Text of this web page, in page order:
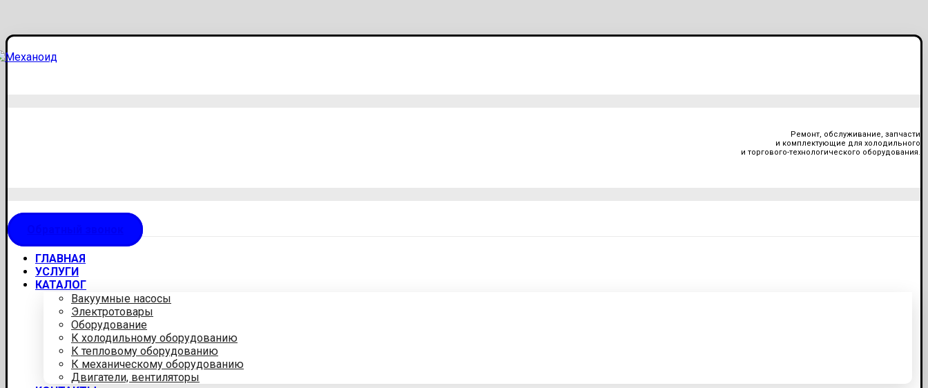
Ремонт, обслуживание, запчасти
и комплектующие для холодильного
и торгового-технологического оборудования.
ГЛАВНАЯ
УСЛУГИ
КАТАЛОГ
Вакуумные насосы
Электротовары
Оборудование
К холодильному оборудованию
К тепловому оборудованию
К механическому оборудованию
Двигатели, вентиляторы